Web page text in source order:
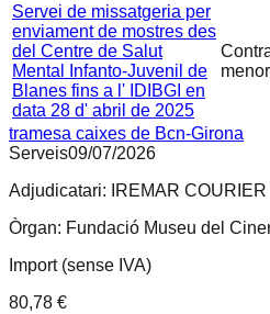
Servei de missatgeria per
enviament de mostres des
del Centre de Salut
Mental Infanto-Juvenil de
Blanes fins a l' IDIBGI en
data 28 d' abril de 2025
menor
tramesa caixes de Bcn-Girona
Serveis09/07/2026
Adjudicatari:
IREMAR
Òrgan: Fundació Museu del
Import (sense IVA)
80,78 €